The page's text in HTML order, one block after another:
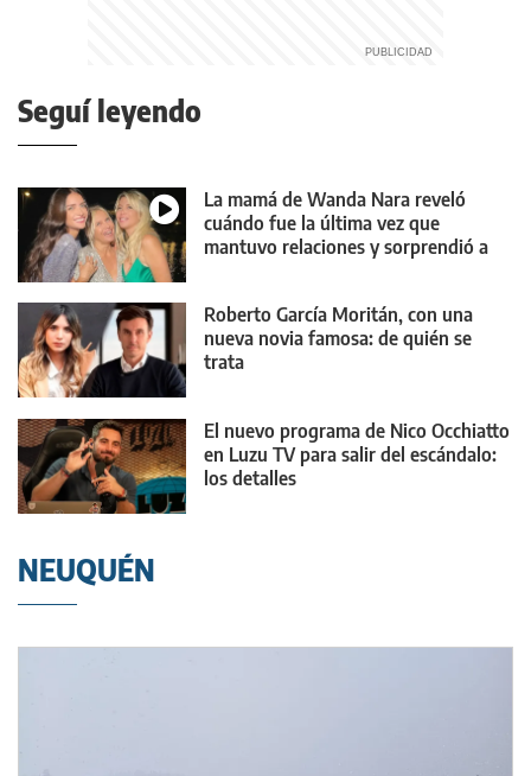
Seguí leyendo
La mamá de Wanda Nara reveló
cuándo fue la última vez que
mantuvo relaciones y sorprendió a
Roberto García Moritán, con una
nueva novia famosa: de quién se
trata
El nuevo programa de Nico Occhiatto
en Luzu TV para salir del escándalo:
los detalles
NEUQUÉN